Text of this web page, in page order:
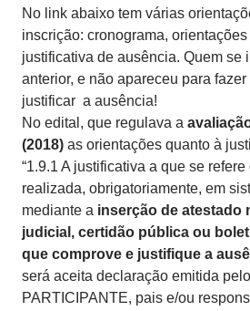
No link abaixo tem várias
inscrição: cronograma,
justificativa de ausência. Quem se
anterior, e não apareceu para
justificar a ausência!
No edital, que regulava a
(2018) as orientações quanto à
“1.9.1 A justificativa a que se
realizada, obrigatoriamente, em
mediante a inserção de atestado
judicial, certidão pública ou
que comprove e justifique a
será aceita declaração emitida
PARTICIPANTE, pais e/ou